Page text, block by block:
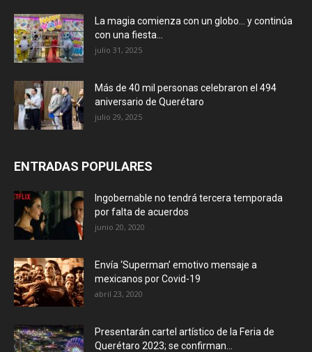
La magia comienza con un globo… y continúa
con una fiesta...
julio 31, 2025
Más de 40 mil personas celebraron el 494
aniversario de Querétaro
julio 29, 2025
ENTRADAS POPULARES
Ingobernable no tendrá tercera temporada
por falta de acuerdos
junio 20, 2020
Envía ‘Superman’ emotivo mensaje a
mexicanos por Covid-19
abril 23, 2020
Presentarán cartel artístico de la Feria de
Querétaro 2023; se confirman...